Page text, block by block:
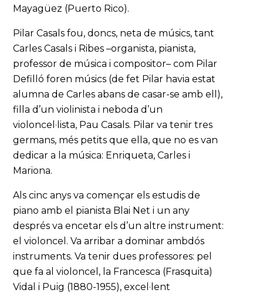
Mayagüez (Puerto Rico).
Pilar Casals fou, doncs, neta de músics, tant
Carles Casals i Ribes –organista, pianista,
professor de música i compositor– com Pilar
Defilló foren músics (de fet Pilar havia estat
alumna de Carles abans de casar-se amb ell),
filla d’un violinista i neboda d’un
violoncel·lista, Pau Casals. Pilar va tenir tres
germans, més petits que ella, que no es van
dedicar a la música: Enriqueta, Carles i
Mariona.
Als cinc anys va començar els estudis de
piano amb el pianista Blai Net i un any
després va encetar els d’un altre instrument:
el violoncel. Va arribar a dominar ambdós
instruments. Va tenir dues professores: pel
que fa al violoncel, la Francesca (Frasquita)
Vidal i Puig (1880-1955), excel·lent